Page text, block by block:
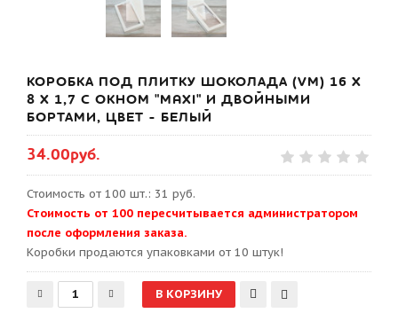
КОРОБКА ПОД ПЛИТКУ ШОКОЛАДА (VM) 16 Х
8 Х 1,7 С ОКНОМ "MAXI" И ДВОЙНЫМИ
БОРТАМИ, ЦВЕТ - БЕЛЫЙ
34.00руб.
Стоимость от 100 шт.: 31 руб.
Стоимость от 100 пересчитывается администратором
после оформления заказа.
Kоробки продаются упаковками от 10 штук!